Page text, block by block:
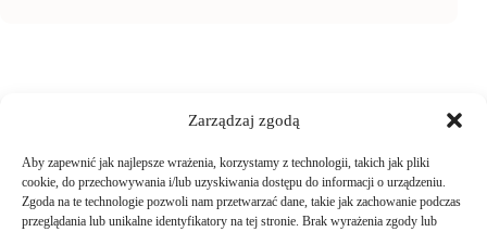
Zarządzaj zgodą
Aby zapewnić jak najlepsze wrażenia, korzystamy z technologii, takich jak pliki
cookie, do przechowywania i/lub uzyskiwania dostępu do informacji o urządzeniu.
Zgoda na te technologie pozwoli nam przetwarzać dane, takie jak zachowanie podczas
przeglądania lub unikalne identyfikatory na tej stronie. Brak wyrażenia zgody lub
TWOJE ZAKUPY